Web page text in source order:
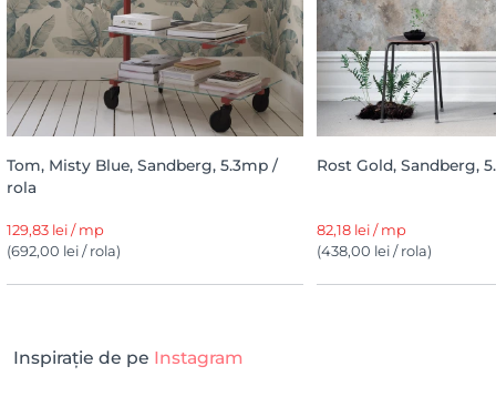
Tom, Misty Blue, Sandberg, 5.3mp /
rola
129,83 lei / mp
(692,00 lei / rola)
Rost Gold, Sandberg,
82,18 lei / mp
(438,00 lei / rola)
Inspirație de pe Instagram